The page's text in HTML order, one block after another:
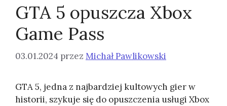
GTA 5 opuszcza Xbox
Game Pass
03.01.2024 przez Michał Pawlikowski
GTA 5, jedna z najbardziej kultowych gier w
historii, szykuje się do opuszczenia usługi Xbox